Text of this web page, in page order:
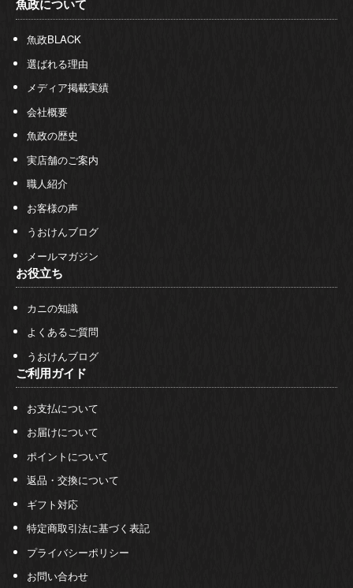
魚政について
魚政BLACK
選ばれる理由
メディア掲載実績
会社概要
魚政の歴史
実店舗のご案内
職人紹介
お客様の声
うおけんブログ
メールマガジン
お役立ち
カニの知識
よくあるご質問
うおけんブログ
ご利用ガイド
お支払について
お届けについて
ポイントについて
返品・交換について
ギフト対応
特定商取引法に基づく表記
プライバシーポリシー
お問い合わせ